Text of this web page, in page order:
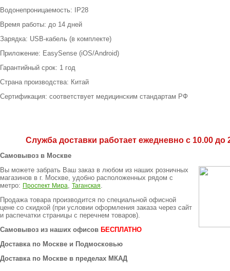
Водонепроницаемость: IP28
Время работы: до 14 дней
Зарядка: USB-кабель (в комплекте)
Приложение: EasySense (iOS/Android)
Гарантийный срок: 1 год
Страна производства: Китай
Сертификация: соответствует медицинским стандартам РФ
Служба доставки работает ежедневно с 10.00 до
Самовывоз в Москве
Вы можете забрать Ваш заказ в любом из наших розничных
магазинов в г. Москве, удобно расположенных рядом с
метро: Проспект Мира, Таганская.
Продажа товара производится по специальной офисной
цене со скидкой (при условии оформления заказа через сайт
и распечатки страницы с перечнем товаров).
Самовывоз из наших офисов БЕСПЛАТНО
Доставка по Москве и Подмосковью
Доставка по Москве в пределах МКАД